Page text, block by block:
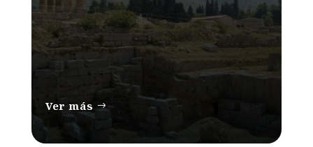
Ver más